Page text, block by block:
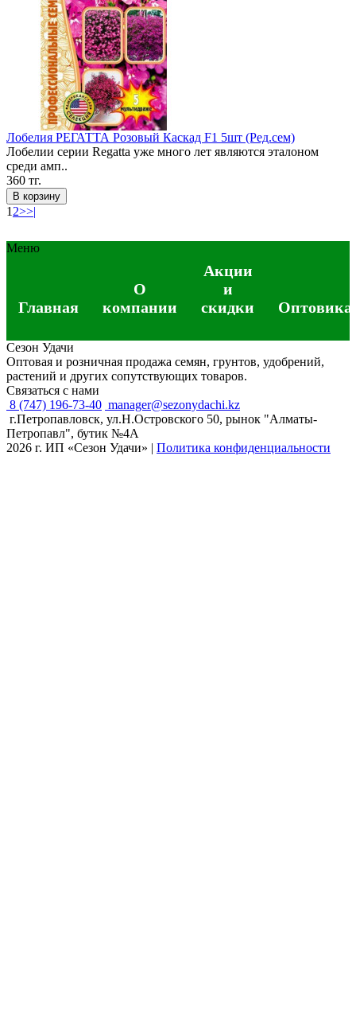
Лобелия РЕГАТТА Розовый Каскад F1 5шт (Ред.сем)
Лобелии серии Regatta уже много лет являются эталоном
среди амп..
360 тг.
В корзину
1 2>>|
Меню
Главная
О
компании
Акции
и
скидки
Сезон Удачи
Оптовая и розничная продажа семян, грунтов, удобрений,
растений и других сопутствующих товаров.
Связаться с нами
8 (747) 196-73-40 manager@sezonydachi.kz
г.Петропавловск, ул.Н.Островского 50, рынок "Алматы-
Петропавл", бутик №4A
2026 г. ИП «Сезон Удачи» | Политика конфиденциальности